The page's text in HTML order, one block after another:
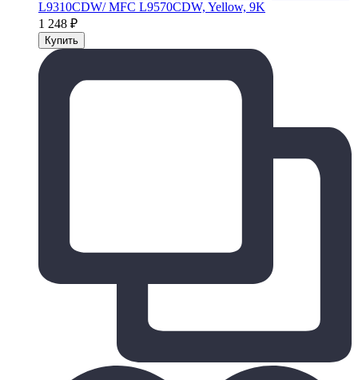
L9310CDW/ MFC L9570CDW, Yellow, 9K
1 248 ₽